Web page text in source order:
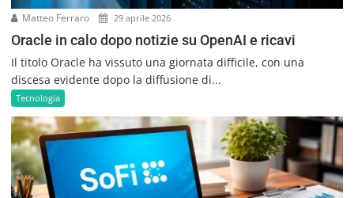
Matteo Ferraro 29 aprile 2026
Oracle in calo dopo notizie su OpenAI e ricavi
Il titolo Oracle ha vissuto una giornata difficile, con una
discesa evidente dopo la diffusione di...
Tecnologia